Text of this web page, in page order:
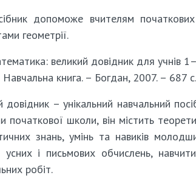
допоможе вчителям
геометрії.
великий довідник для учнів
Навчальна книга. – Богдан, 2007. – 687
довідник – унікальний навчальний
початкової школи, він містить
знань, умінь та навиків
усних і письмових обчислень,
робіт.